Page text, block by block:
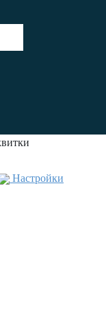
Настройки